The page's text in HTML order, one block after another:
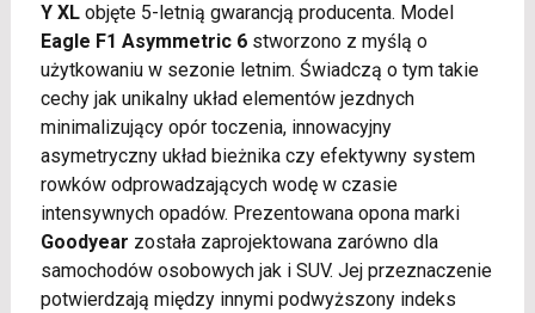
Y XLobjęte 5-letnią gwarancją producenta. Model
Eagle F1 Asymmetric 6stworzono z myślą o
użytkowaniu w sezonie letnim. Świadczą o tym takie
cechy jak unikalny układ elementów jezdnych
minimalizujący opór toczenia, innowacyjny
asymetryczny układ bieżnika czy efektywny system
rowków odprowadzających wodę w czasie
intensywnych opadów. Prezentowana opona marki
Goodyear została zaprojektowana zarówno dla
samochodów osobowych jak i SUV. Jej przeznaczenie
potwierdzają między innymi podwyższony indeks